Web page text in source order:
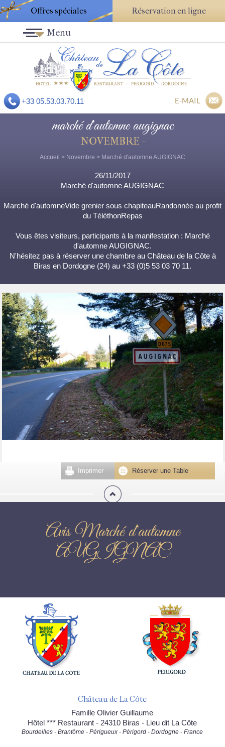
Offres spéciales Réservation en ligne
+33 05.53.03.70.11 E-MAIL
Menu
marché d'automne augignac
NOVEMBRE -
Accueil > Novembre > Marché d'automne AUGIGNAC
26/11/2017
Marché d'automne AUGIGNAC
Marché d'automneVide grenier sous chapiteauRandonnée au profit
du TéléthonRepas
Vous êtes visiteurs, participants à la manifestation : Marché
d'automne AUGIGNAC.
N'hésitez pas à réserver une chambre au Château de la Côte à
Biras en Dordogne (24) au +33 (0)5 53 03 70 11.
Réserver une Table
Imprimer
Avis Marché d'automne
AUGIGNAC
Château de La Côte
Famille Olivier Guillaume
Hôtel *** Restaurant - 24310 Biras - Lieu dit La Côte
Bourdeilles - Brantôme - Périgueux - Périgord - Dordogne - France